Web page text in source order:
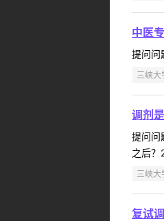
中医
提问问
三峡大
调剂
提问问
之后？
三峡大
复试